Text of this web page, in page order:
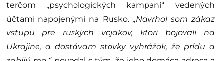
terčom „psychologických kampaní“ vedených
účtami napojenými na Rusko. „Navrhol som zákaz
vstupu pre ruských vojakov, ktorí bojovali na
Ukrajine, a dostávam stovky vyhrážok, že prídu a